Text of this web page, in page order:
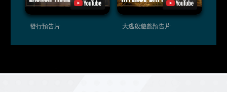
發行預告片 大逃殺遊戲預告片